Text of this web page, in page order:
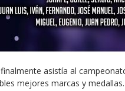
asistía al
mejores marcas y medallas.